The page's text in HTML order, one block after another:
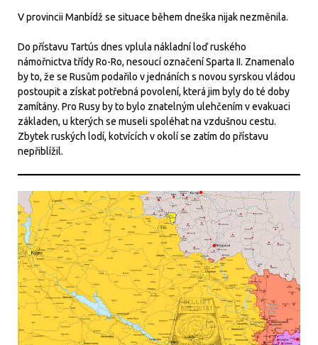
V provincii Manbídž se situace během dneška nijak nezměnila.
Do přístavu Tartús dnes vplula nákladní loď ruského
námořnictva třídy Ro-Ro, nesoucí označení Sparta II. Znamenalo
by to, že se Rusům podařilo v jednáních s novou syrskou vládou
postoupit a získat potřebná povolení, která jim byly do té doby
zamítány. Pro Rusy by to bylo znatelným ulehčením v evakuaci
základen, u kterých se museli spoléhat na vzdušnou cestu.
Zbytek ruských lodí, kotvících v okolí se zatím do přístavu
nepřiblížil.